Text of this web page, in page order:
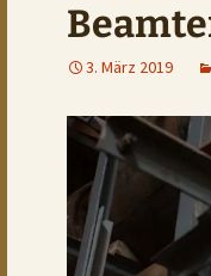
3. März 2019